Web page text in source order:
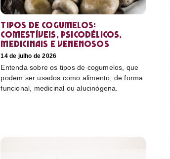
Tipos de cogumelos:
comestíveis, psicodélicos,
medicinais e venenosos
14 de julho de 2026
Entenda sobre os tipos de cogumelos, que
podem ser usados como alimento, de forma
funcional, medicinal ou alucinógena.